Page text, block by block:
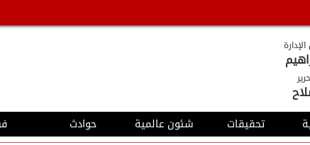
تحقيقات شئون عالمية حوادث